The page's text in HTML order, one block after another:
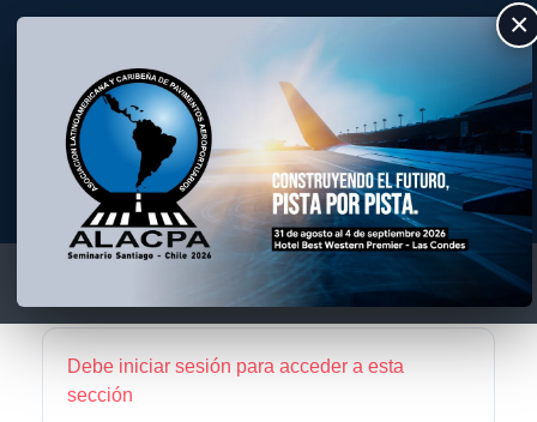
×
Debe iniciar sesión para acceder a esta
sección